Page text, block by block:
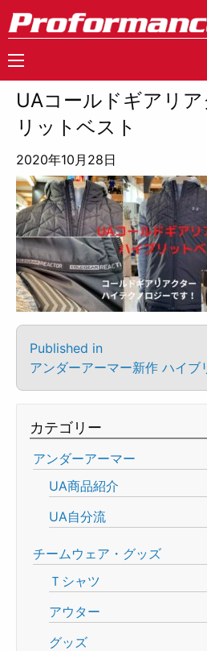
UAコールドギアリ
リットベスト
2020年10月28日
Published in
アンダーアーマー新作 ハイブ
カテゴリー
アンダーアーマー
UA商品紹介
UA自分流
チームウェア・グッズ
Ｔシャツ
アウター
グッズ